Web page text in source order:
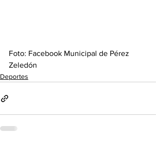
Foto: Facebook Municipal de Pérez
Zeledón
Deportes